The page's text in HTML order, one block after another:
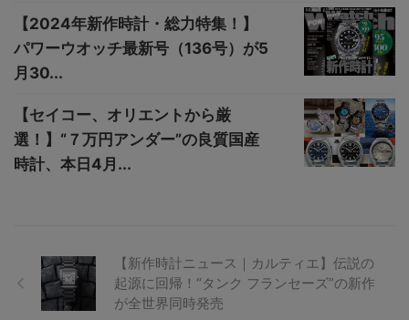
【2024年新作時計・総力特集！】
パワーウオッチ最新号（136号）が5
月30...
【セイコー、オリエントから厳
選！】“７万円アンダー”の良質国産
時計、本日4月...
【新作時計ニュース｜カルティエ】伝説の
起源に回帰！“タンク フランセーズ”の新作
が全世界同時発売